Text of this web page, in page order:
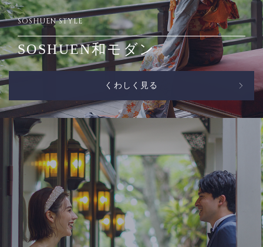
SOSHUEN STYLE
SOSHUEN和モダン
くわしく見る